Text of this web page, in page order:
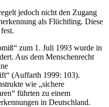
jedoch nicht den Zugang
als Flüchtling. Diese
zum 1. Juli 1993 wurde in
Aus dem Menschenrecht
(Auffarth 1999: 103).
wie „sichere
führten zu einem
in Deutschland.